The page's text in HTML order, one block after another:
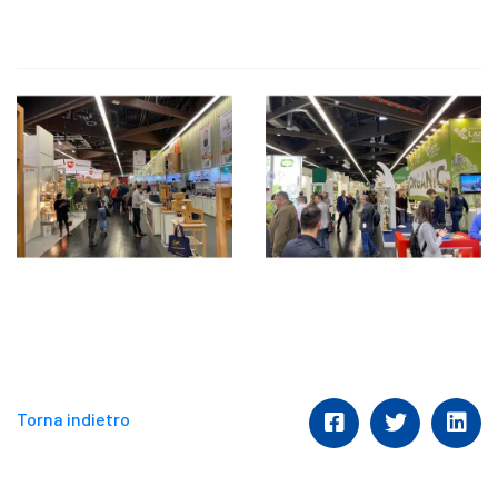
Torna indietro